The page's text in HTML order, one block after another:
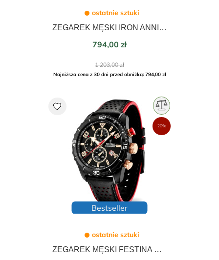
ostatnie sztuki
ZEGAREK MĘSKI IRON ANNIE FLIGHT CONTROLL GMT 40mm 5148-2
Cena
794,00 zł
Cena
podstawowa
1 203,00 zł
Najniższa cena z 30 dni przed obniżką: 794,00 zł
Bestseller
ostatnie sztuki
ZEGAREK MĘSKI FESTINA CHRONO SPORT 45mm 20519/4
favorite
20%